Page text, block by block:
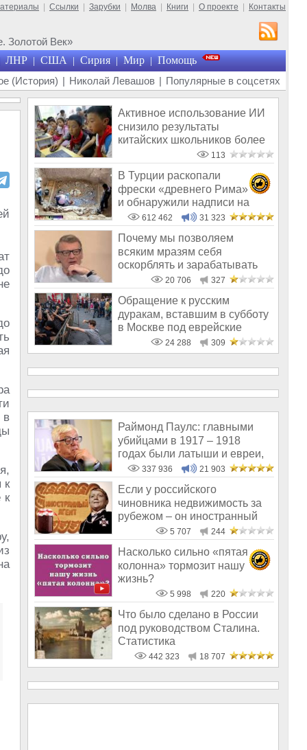
Ссылки Зарубки Молва Книги О проекте Контакты
Золотой Век»
ЛНР | США | Сирия | Мир | Помощь
(История) | Николай Левашов | Популярные в соцсетях
в
к
к
Активное использование ИИ
снизило результаты
китайских школьников более
113
В Турции раскопали
фрески «древнего Рима»
и обнаружили надписи на
Русском!
612 462 31 323
Почему мы позволяем
всяким мразям себя
оскорблять и зарабатывать
на нас деньги?
20 706 327
Обращение к русским
дуракам, вставшим в субботу
в Москве под еврейские
знамёна 24 288 309
Раймонд Паулс: главными
убийцами в 1917 – 1918
годах были латыши и евреи,
а не русс
337 936 21 903
Если у российского
чиновника недвижимость за
рубежом – он иностранный
агент, а не ч5 707 244
Насколько сильно «пятая
колонна» тормозит нашу
жизнь?
5 998 220
Что было сделано в России
под руководством Сталина.
Статистика
442 323 18 707